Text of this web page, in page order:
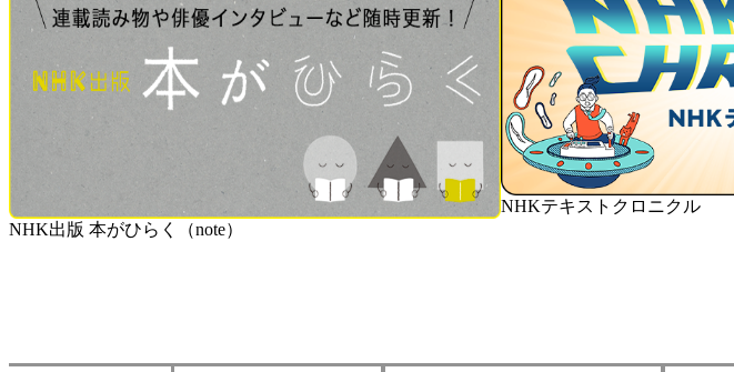
NHK出版 本がひらく（note）
NHKテキストクロニクル